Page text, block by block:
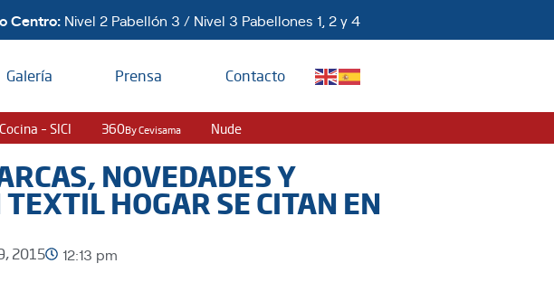
Centro: Nivel 2 Pabellón 3 / Nivel 3 Pabellones 1, 2 y 4
Galería Prensa Contacto
– SICI 360By Cevisama Nude
NOVEDADES Y
HOGAR SE CITAN EN
2015 12:13 pm